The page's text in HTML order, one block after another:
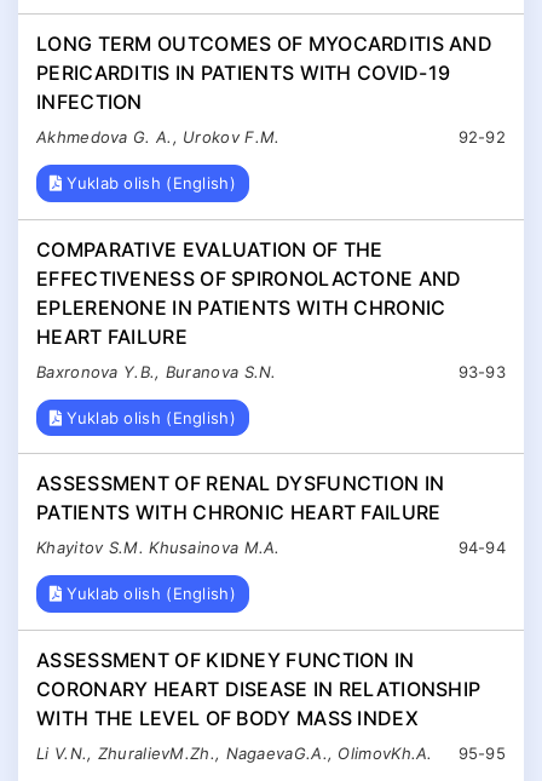
LONG TERM OUTCOMES OF MYOCARDITIS AND
PERICARDITIS IN PATIENTS WITH COVID-19
INFECTION
92-92
Akhmedova G. A., Urokov F.M.
Yuklab olish (English)
COMPARATIVE EVALUATION OF THE
EFFECTIVENESS OF SPIRONOLACTONE AND
EPLERENONE IN PATIENTS WITH CHRONIC
HEART FAILURE
93-93
Baxronova Y.B., Buranova S.N.
Yuklab olish (English)
ASSESSMENT OF RENAL DYSFUNCTION IN
PATIENTS WITH CHRONIC HEART FAILURE
94-94
Khayitov S.M. Khusainova M.A.
Yuklab olish (English)
ASSESSMENT OF KIDNEY FUNCTION IN
CORONARY HEART DISEASE IN RELATIONSHIP
WITH THE LEVEL OF BODY MASS INDEX
95-95
Li V.N., ZhuralievM.Zh., NagaevaG.A., OlimovKh.A.